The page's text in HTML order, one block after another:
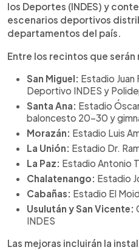
los Deportes (INDES) y
escenarios deportivos
departamentos del país.
Entre los recintos que
San Miguel: Estadio Juan
Deportivo INDES y
Santa Ana: Estadio
baloncesto 20-30 y
Morazán: Estadio Luis
La Unión: Estadio Dr.
La Paz: Estadio Antonio
Chalatenango: Estadio
Cabañas: Estadio El
Usulután y San Vicente:
INDES
Las mejoras incluirán la